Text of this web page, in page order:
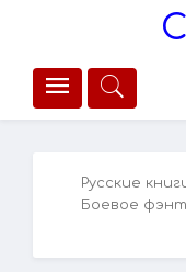
Русские
Боевое